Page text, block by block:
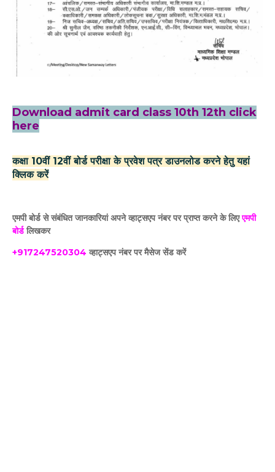
Download admit card class 10th 12th click
here
कक्षा 10वीं 12वीं बोर्ड परीक्षा के प्रवेश पत्र डाउनलोड करने हेतु यहां
क्लिक करें
एमपी बोर्ड से संबंधित जानकारियां अपने व्हाट्सएप नंबर पर प्राप्त करने के लिएएमपी
बोर्डलिखकर
+917247520304 व्हाट्सएप नंबर पर मैसेज सेंड करें